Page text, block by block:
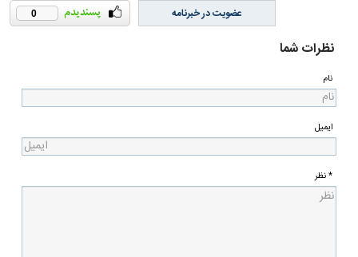
0 عضویت در خبرنامه
نظرات شما
نام
ایمیل
* نظر